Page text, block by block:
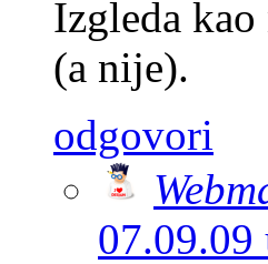
Izgleda
(a nije).
odgovori
07.09.09